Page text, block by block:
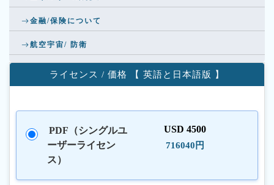
金融/保険について
航空宇宙/ 防衛
ライセンス / 価格 【 英語と日本語版 】
PDF（シングルユ
ーザーライセン
ス）
USD 4500
716040円